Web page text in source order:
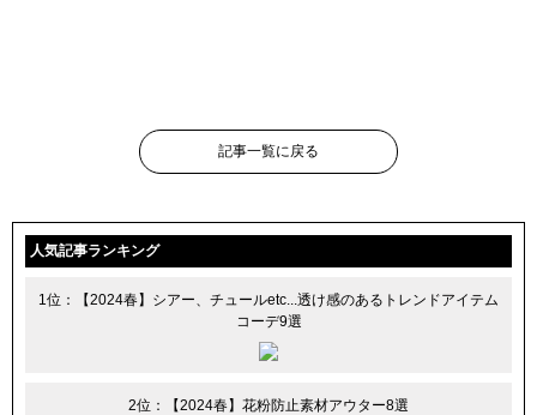
記事一覧に戻る
人気記事ランキング
1位：【2024春】シアー、チュールetc...透け感のあるトレンドアイテム
コーデ9選
2位：【2024春】花粉防止素材アウター8選